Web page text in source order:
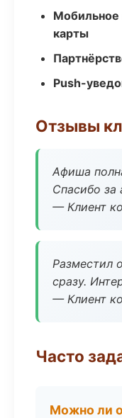
Мобильное
карты
Push-
Отзывы
Афиша
Спасибо за
— Клиент
Разместил
сразу.
— Клиент
Часто
Можно ли